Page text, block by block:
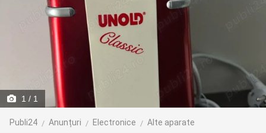
1 / 1
Publi24 Anunțuri Electronice Alte aparate